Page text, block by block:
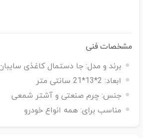
مشخصات فنی
برند و مدل: جا دستمال کاغذی
ابعاد: 2*13*21 سانتی متر
جنس: چرم صنعتی و آشتر شمعی
مناسب برای: همه انواع خودرو